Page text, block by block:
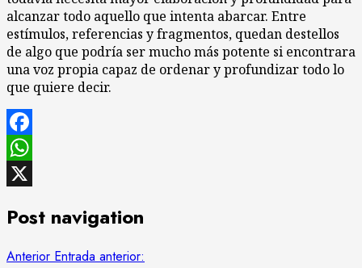
alcanzar todo aquello que intenta abarcar. Entre
estímulos, referencias y fragmentos, quedan destellos
de algo que podría ser mucho más potente si encontrara
una voz propia capaz de ordenar y profundizar todo lo
que quiere decir.
Facebook
WhatsApp
Post navigation
Anterior Entrada anterior: